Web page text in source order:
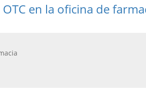
en la oficina de